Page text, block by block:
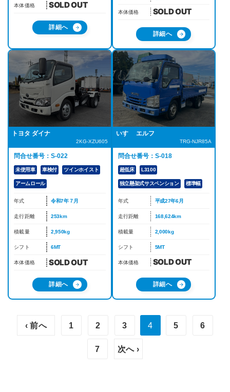
本体価格
詳細へ
本体価格
詳細へ
トヨタ ダイナ
2KG-XZU605
問合せ番号：S-022
未使用車 車検付 ツインホイスト
アームロール
年式 令和7年７月
走行距離 253km
積載量 2,950kg
シフト 6MT
本体価格
詳細へ
いすゞ エルフ
TRG-NJR85A
問合せ番号：S-018
超低床 L3100
独立懸架式サスペンション 標準幅
年式 平成27年6月
走行距離 168,624km
積載量 2,000kg
シフト 5MT
本体価格
詳細へ
‹ 前へ 1 2 3 4 5 6
7 次へ ›